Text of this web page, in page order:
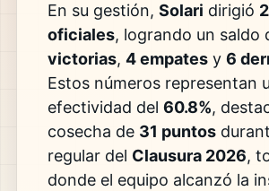
En su gestión, Solari dirigió
oficiales, logrando un saldo
victorias, 4 empatesy 6
Estos números representan
efectividad del 60.8%,
cosecha de 31 puntos
regular del Clausura 2026,
donde el equipo alcanzó la